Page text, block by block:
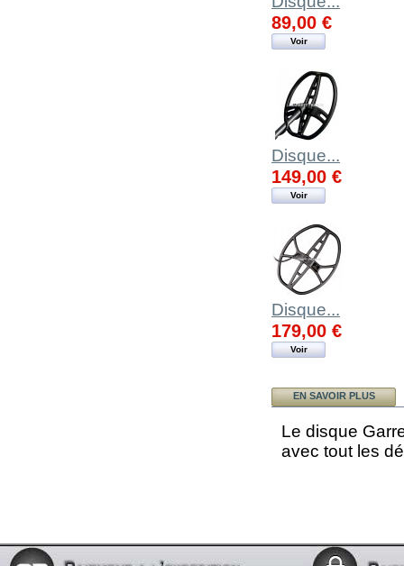
Voir
Disque...
149,00 €
Voir
Disque...
179,00 €
Voir
EN SAVOIR PLUS
Le disque